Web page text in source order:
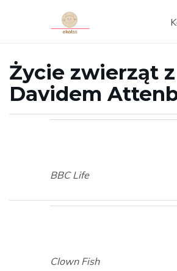
Życie zwierząt
Davidem
BBC Life
Clown Fish